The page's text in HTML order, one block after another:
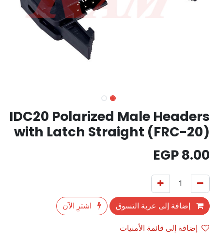
IDC20 Polarized Male Headers
with Latch Straight (FRC-20)
8.00
إضافة إلى عربة التسوق
اشترِ الآن
إضافة إلى قائمة الأمنيات